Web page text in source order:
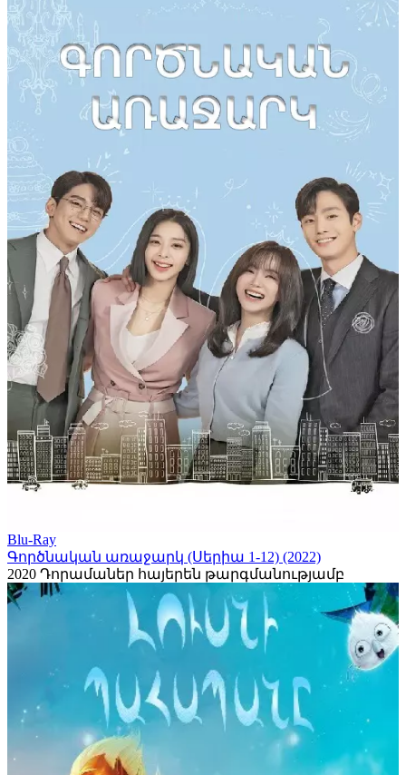
Blu-Ray
Գործնական առաջարկ (Սերիա 1-12) (2022)
2020 Դորամաներ հայերեն թարգմանությամբ